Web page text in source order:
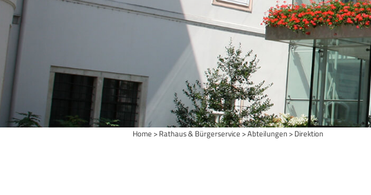
Home Rathaus & Bürgerservice Abteilungen Direktion